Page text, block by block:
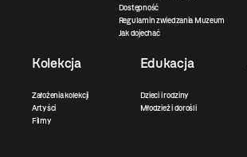
Dostępność
Regulamin zwiedzania Muzeum
Jak dojechać
Kolekcja
Założenia kolekcji
Artyści
Filmy
Edukacja
Dzieci i rodziny
Młodzież i dorośli